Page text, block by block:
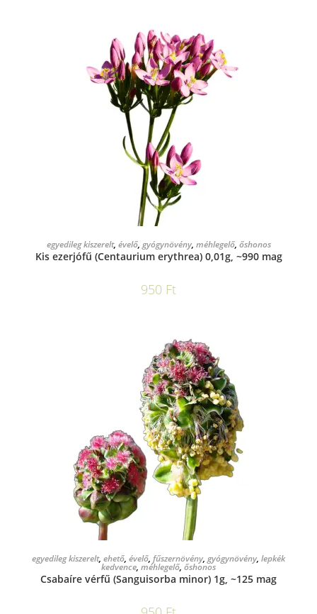
KOSÁRBA TESZEM
egyedileg kiszerelt, évelő, gyógynövény, méhlegelő, őshonos
Kis ezerjófű (Centaurium erythrea) 0,01g, ~990 mag
950 Ft
KOSÁRBA TESZEM
egyedileg kiszerelt, ehető, évelő, fűszernövény, gyógynövény, lepkék
kedvence, méhlegelő, őshonos
Csabaíre vérfű (Sanguisorba minor) 1g, ~125 mag